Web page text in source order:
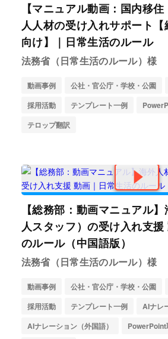
【マニュアル動画：国内移
人人材の受け入れサポート
向け】｜日常生活のルール
法務省（日常生活のルール）様
動画事例 公社・官公庁・学校・公園
採用活動
テンプレート一例
テロップ翻訳
【総務部：動画マニュアル
人スタッフ）の受け入れ支
のルール（中国語版）
法務省（日常生活のルール）様
動画事例 公社・官公庁・学校・公園
採用活動
テンプレート一例
AIナレ
AIナレーション（外国語）
PowerPoint